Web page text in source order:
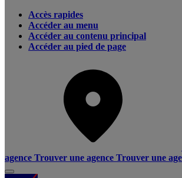
Accès rapides
Accéder au menu
Accéder au contenu principal
Accéder au pied de page
agence Trouver une agence Trouver une